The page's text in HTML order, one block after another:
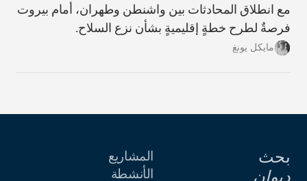
مع انطلاق المحادثات بين واشنطن وطهران، أمام بيروت
فرصةٌ لطرح خطةٍ إقليميةٍ بشأن نزع السلاح.
مايكل يونغ
بحث
ديوان
المشاريع
الأنشطة